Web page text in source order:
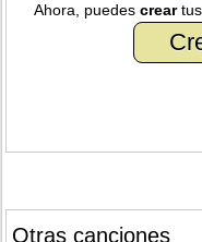
Ahora, puedescrear
Otras canciones